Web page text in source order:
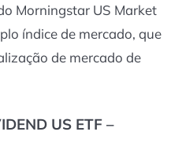
Morningstar US Market
índice de mercado, que
de mercado de
US ETF –